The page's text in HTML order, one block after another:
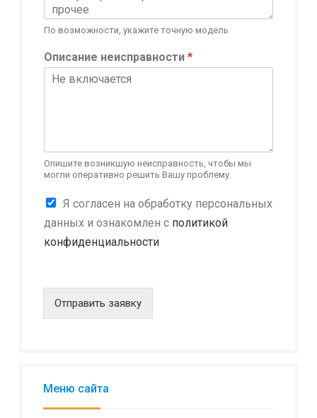
По возможности, укажите точную модель
Описание неисправности *
Опишите возникшую неисправность, чтобы мы
могли оперативно решить Вашу проблему.
Т
е
л
е
m
а
и
К
н
ф
е
н
с
Я согласен на обработку персональных
данных и ознакомлен с политикой
конфиденциальности
Отправить заявку
Меню сайта